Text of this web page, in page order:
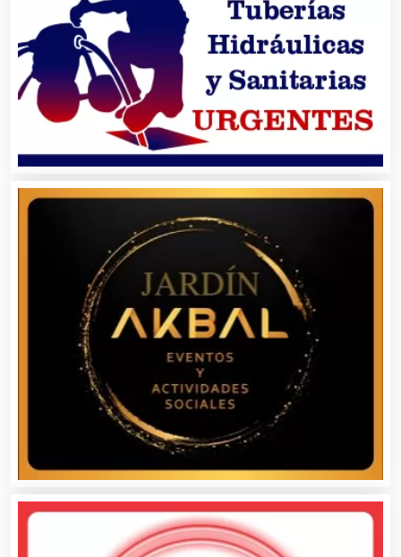
Artesanías
Artículos de Oficina
Artículos de Piel
Artículos Deportivos
Artículos Importados
Artículos para el Hogar
Artículos para Regalos
Artículos Personales